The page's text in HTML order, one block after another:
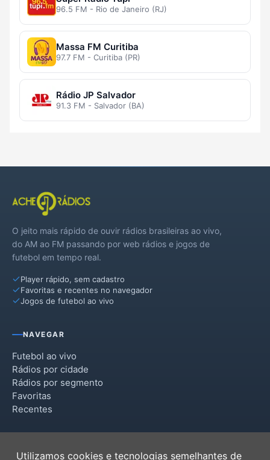
96.5 FM - Rio de Janeiro (RJ)
Massa FM Curitiba
97.7 FM - Curitiba (PR)
Rádio JP Salvador
91.3 FM - Salvador (BA)
O jeito mais rápido de ouvir rádios brasileiras ao vivo,
do AM ao FM passando por web rádios e jogos de
futebol em tempo real.
Player rápido, sem cadastro
Favoritas e recentes no navegador
Jogos de futebol ao vivo
NAVEGAR
Futebol ao vivo
Rádios por cidade
Rádios por segmento
Favoritas
Recentes
Utilizamos cookies e tecnologias semelhantes de